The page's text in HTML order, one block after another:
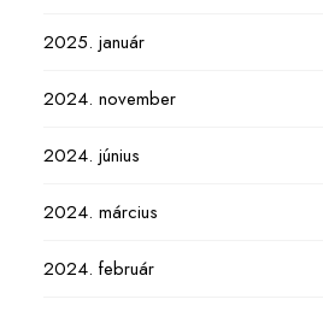
2025. január
2024. november
2024. június
2024. március
2024. február